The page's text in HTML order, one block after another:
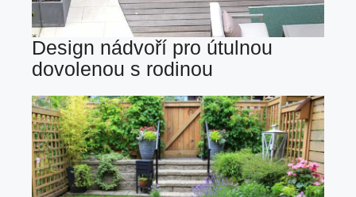
Design nádvoří pro útulnou
dovolenou s rodinou